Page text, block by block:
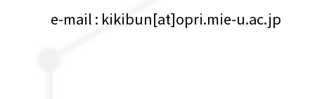
e-mail : kikibun[at]opri.mie-u.ac.jp